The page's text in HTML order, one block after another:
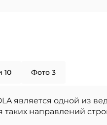
10 Фото 3
является одной из
направлений